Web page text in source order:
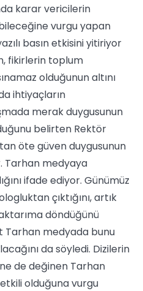
karar vericilerin
vurgu yapan
basın etkisini yitiriyor
fikirlerin toplum
olduğunun altını
ihtiyaçların
merak duygusunun
belirten Rektör
öte güven duygusunun
Tarhan medyaya
ifade ediyor. Günümüz
çıktığını, artık
döndüğünü
Tarhan medyada bunu
da söyledi. Dizilerin
de değinen Tarhan
olduğuna vurgu